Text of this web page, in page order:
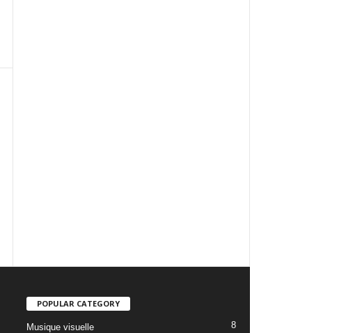
POPULAR CATEGORY
Musique visuelle 8